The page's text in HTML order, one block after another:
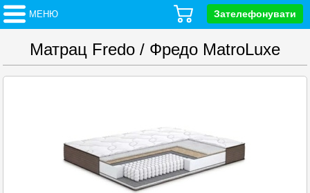
МЕНЮ Зателефонувати
Матрац Fredo / Фредо MatroLuxe